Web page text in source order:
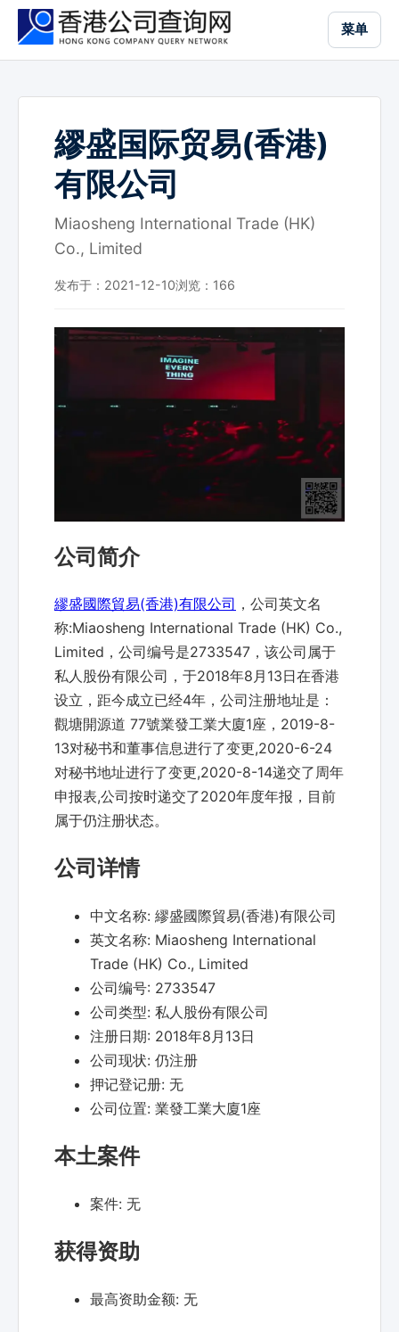
菜单
繆盛国际贸易(香港)
有限公司
Miaosheng International Trade (HK)
Co., Limited
发布于：2021-12-10浏览： 166
公司简介
繆盛國際貿易(香港)有限公司 ，公司英文名
称:Miaosheng International Trade (HK) Co.,
Limited，公司编号是2733547，该公司属于
私人股份有限公司，于2018年8月13日在香港
设立，距今成立已经4年，公司注册地址是：
觀塘開源道 77號業發工業大廈1座，2019-8-
13对秘书和董事信息进行了变更,2020-6-24
对秘书地址进行了变更,2020-8-14递交了周年
申报表,公司按时递交了2020年度年报，目前
属于仍注册状态。
公司详情
中文名称: 繆盛國際貿易(香港)有限公司
英文名称: Miaosheng International
Trade (HK) Co., Limited
公司编号: 2733547
公司类型: 私人股份有限公司
注册日期: 2018年8月13日
公司现状: 仍注册
押记登记册: 无
公司位置: 業發工業大廈1座
本土案件
案件: 无
获得资助
最高资助金额: 无